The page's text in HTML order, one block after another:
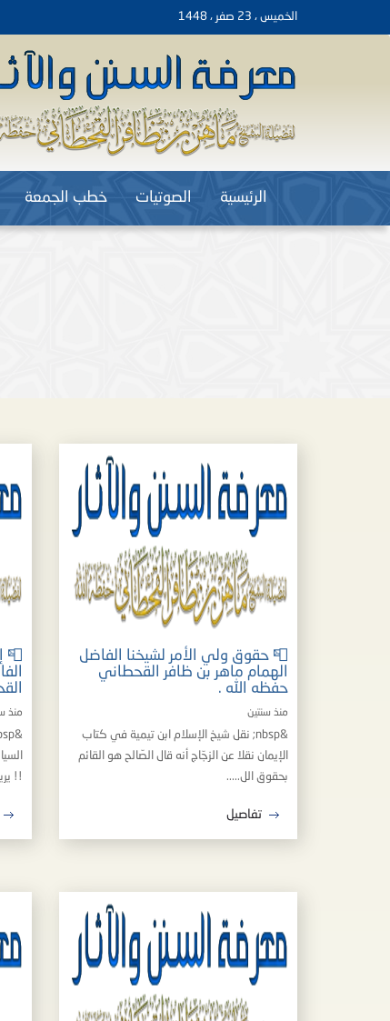
الخميس ، 23 صفر ، 1448
الرئيسية الصوتيات خطب الجمعة
📮 حقوق ولي الأمر لشيخنا الفاضل
الهمام ماهر بن ظافر القحطاني
حفظه الله .
منذ سنتين
&nbsp; نقل شيخ الإسلام ابن تيمية في كتاب
الإيمان نقلا عن الزجّاج أنه قال الصّالح هو القائم
بحقوق الل.....
تفاصيل
منذ
!!